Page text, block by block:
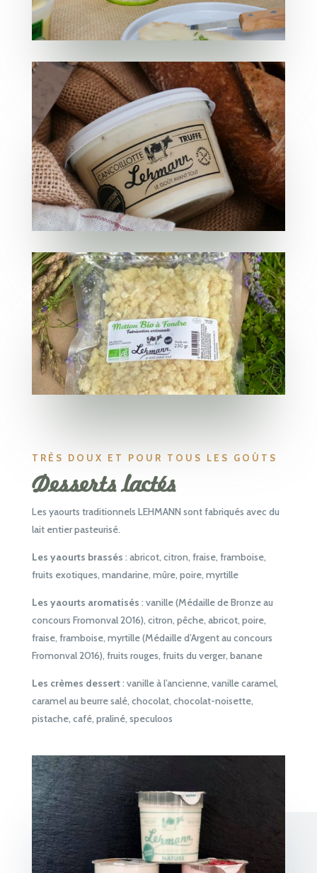
TRÈS DOUX ET POUR TOUS LES GOÛTS
Desserts lactés
Les yaourts traditionnels LEHMANN sont fabriqués avec du
lait entier pasteurisé.
Les yaourts brassés : abricot, citron, fraise, framboise,
fruits exotiques, mandarine, mûre, poire, myrtille
Les yaourts aromatisés : vanille (Médaille de Bronze au
concours Fromonval 2016), citron, pêche, abricot, poire,
fraise, framboise, myrtille (Médaille d’Argent au concours
Fromonval 2016), fruits rouges, fruits du verger, banane
Les crèmes dessert: vanille à l’ancienne, vanille caramel,
caramel au beurre salé, chocolat, chocolat-noisette,
pistache, café, praliné, speculoos